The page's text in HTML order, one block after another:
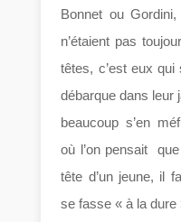
Bonnet ou
n’étaient pas
têtes, c’est eux
débarque dans leur
beaucoup s’en
où l’on pensait
tête d’un jeune, il
se fasse « à la dure